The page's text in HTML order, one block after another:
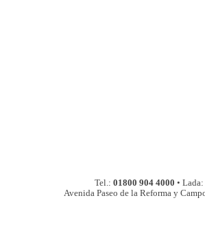
Tel.: 01800 904 4000 • Lada:
Avenida Paseo de la Reforma y